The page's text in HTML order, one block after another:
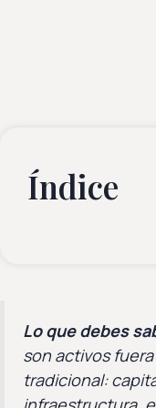
Índice
Lo que debes
son activos
tradicional: